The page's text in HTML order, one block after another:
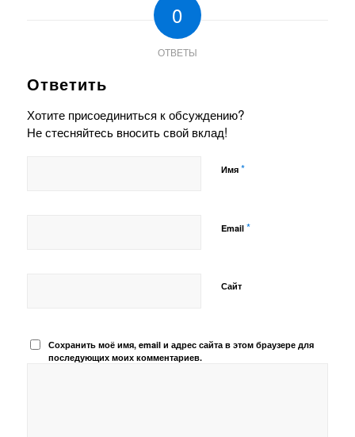
0
ОТВЕТЫ
Ответить
Хотите присоединиться к обсуждению?
Не стесняйтесь вносить свой вклад!
Имя *
Email *
Сайт
Сохранить моё имя, email и адрес сайта в этом браузере для
последующих моих комментариев.